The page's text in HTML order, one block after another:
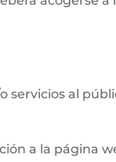
servicios al
a la página